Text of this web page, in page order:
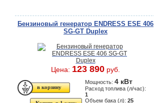
Бензиновый генератор ENDRESS ESE 406
SG-GT Duplex
Цена: 123 890 руб.
Мощность: 4 кВт
Расход топлива (л/час):
1
Объем бака (л): 25